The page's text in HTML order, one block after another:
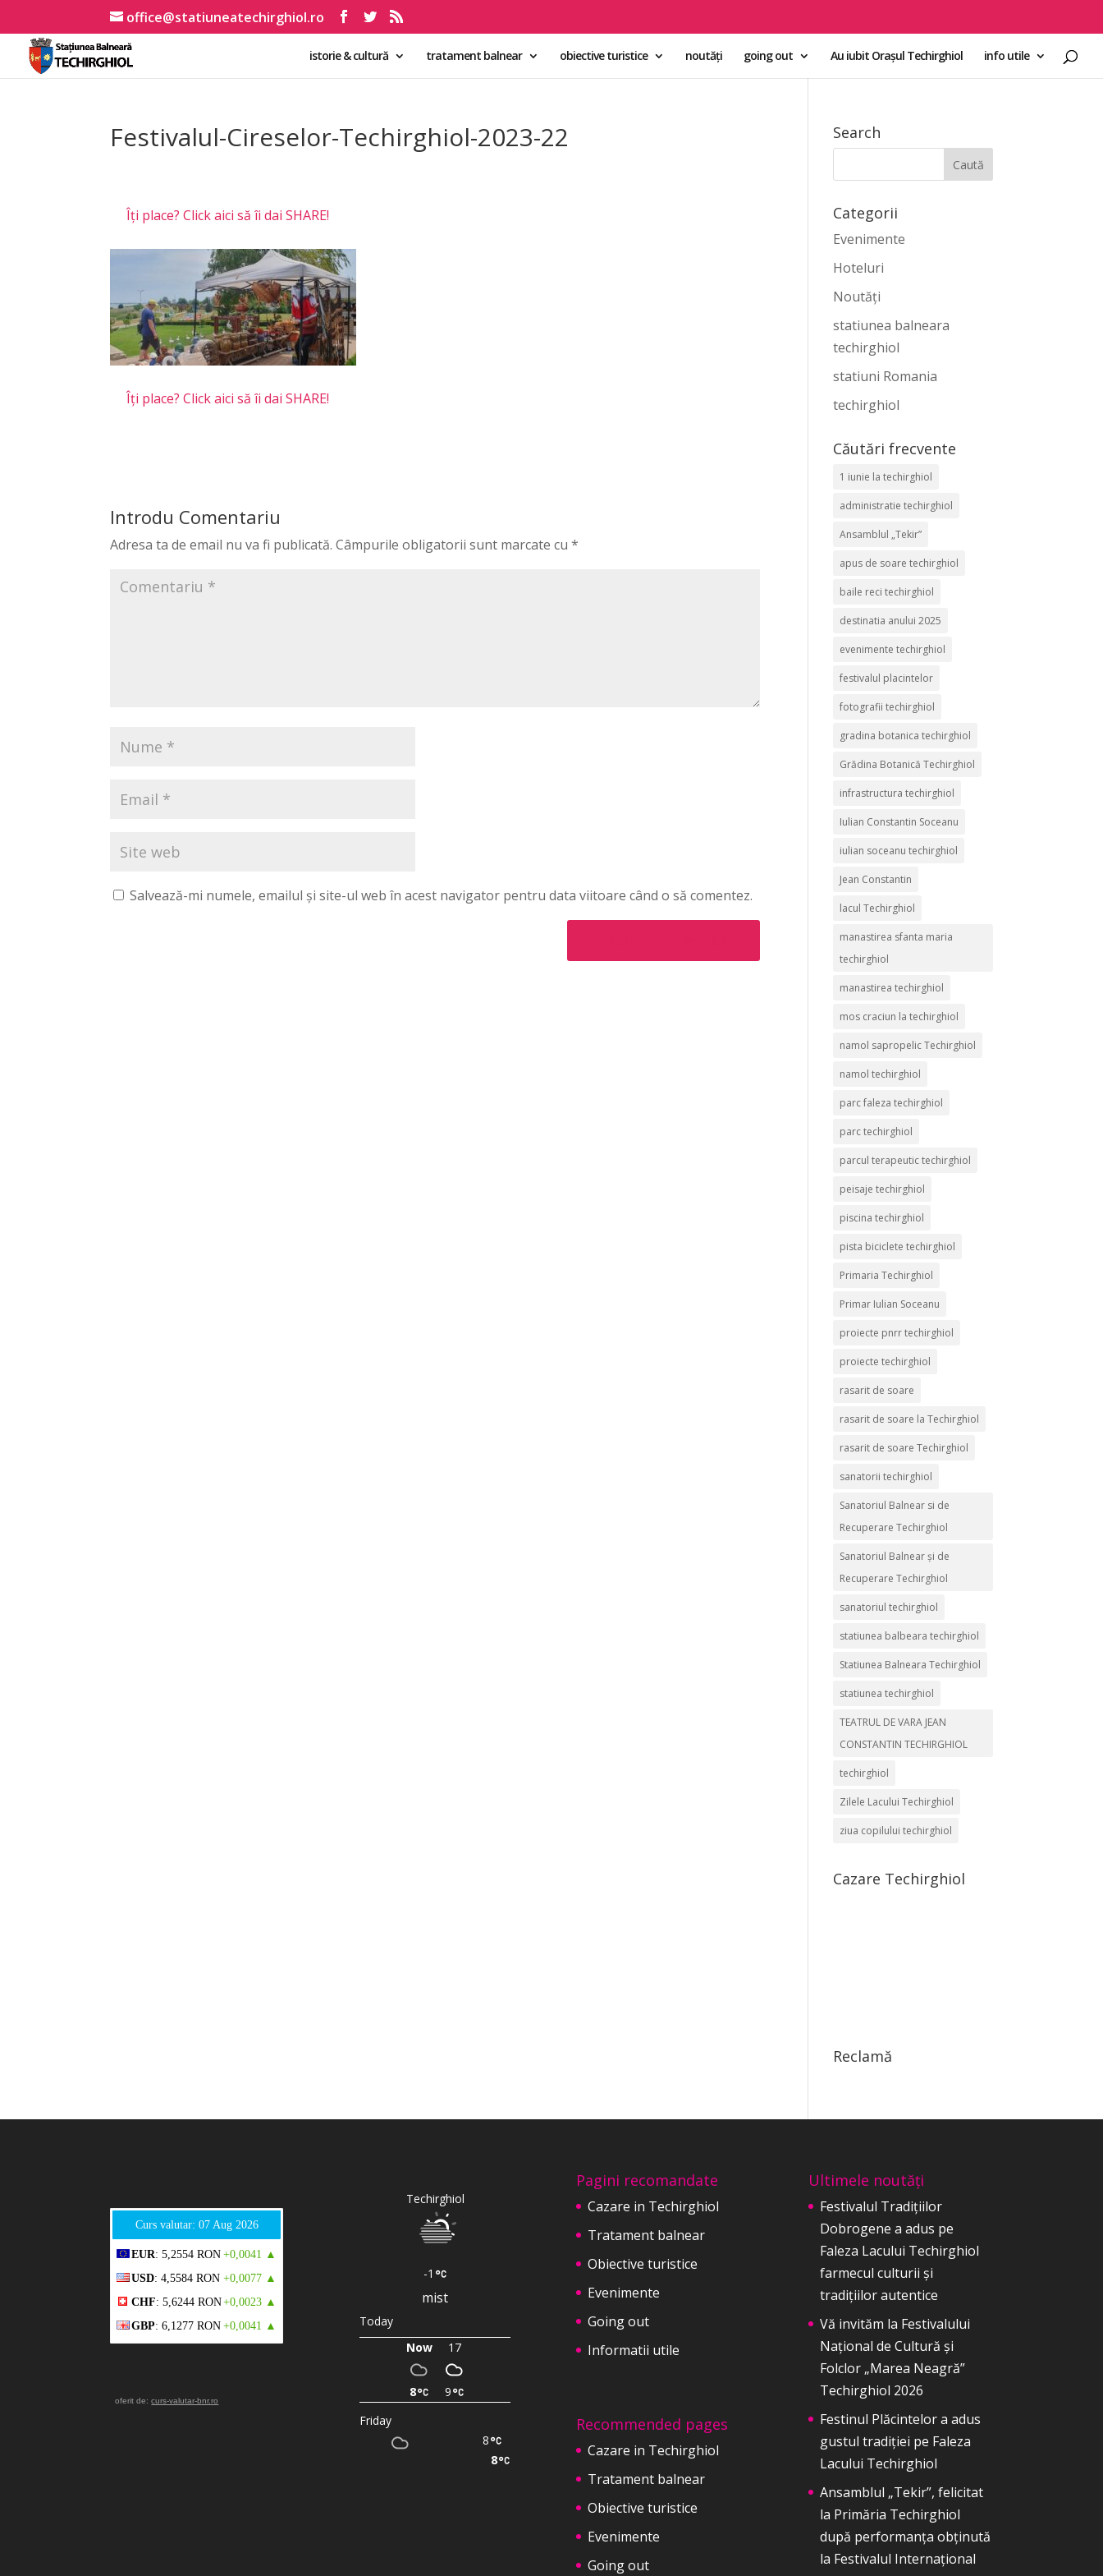
office@statiuneatechirghiol.ro
istorie & cultură tratament balnear obiective turistice noutăți going out Au iubit Orașul Techirghiol info utile
Festivalul-Cireselor-Techirghiol-2023-22
Îți place? Click aici să îi dai SHARE!
Îți place? Click aici să îi dai SHARE!
Introdu Comentariu
Adresa ta de email nu va fi publicată. Câmpurile obligatorii sunt marcate cu*
Salvează-mi numele, emailul și site-ul web în acest navigator pentru data viitoare când o să comentez.
Search
Categorii
Evenimente
Hoteluri
Noutăți
statiunea balneara
techirghiol
statiuni Romania
techirghiol
Căutări frecvente
1 iunie la techirghiol
administratie techirghiol
Ansamblul „Tekir”
apus de soare techirghiol
baile reci techirghiol
destinatia anului 2025
evenimente techirghiol
festivalul placintelor
fotografii techirghiol
gradina botanica techirghiol
Grădina Botanică Techirghiol
infrastructura techirghiol
Iulian Constantin Soceanu
iulian soceanu techirghiol
Jean Constantin
lacul Techirghiol
manastirea sfanta maria
techirghiol
manastirea techirghiol
mos craciun la techirghiol
namol sapropelic Techirghiol
namol techirghiol
parc faleza techirghiol
parc techirghiol
parcul terapeutic techirghiol
peisaje techirghiol
piscina techirghiol
pista biciclete techirghiol
Primaria Techirghiol
Primar Iulian Soceanu
proiecte pnrr techirghiol
proiecte techirghiol
rasarit de soare
rasarit de soare la Techirghiol
rasarit de soare Techirghiol
sanatorii techirghiol
Sanatoriul Balnear si de
Recuperare Techirghiol
Sanatoriul Balnear și de
Recuperare Techirghiol
sanatoriul techirghiol
statiunea balbeara techirghiol
Statiunea Balneara Techirghiol
statiunea techirghiol
TEATRUL DE VARA JEAN
CONSTANTIN TECHIRGHIOL
techirghiol
Zilele Lacului Techirghiol
ziua copilului techirghiol
Cazare Techirghiol
Reclamă
Curs valutar: 07 Aug 2026
EUR: 5,2554 RON +0,0041 ▲
USD: 4,5584 RON +0,0077 ▲
CHF: 5,6244 RON+0,0023 ▲
GBP: 6,1277 RON +0,0041 ▲
oferit de:curs-valutar-bnr.ro
Techirghiol
-1
mist
Today
Now
8
17
9
Friday
8
8
Pagini recomandate
Cazare in Techirghiol
Tratament balnear
Obiective turistice
Evenimente
Going out
Informatii utile
Recommended pages
Cazare in Techirghiol
Tratament balnear
Obiective turistice
Evenimente
Going out
Ultimele noutăți
Festivalul Tradițiilor
Dobrogene a adus pe
Faleza Lacului Techirghiol
farmecul culturii și
tradițiilor autentice
Vă invităm la Festivalului
Național de Cultură și
Folclor „Marea Neagră”
Techirghiol 2026
Festinul Plăcintelor a adus
gustul tradiției pe Faleza
Lacului Techirghiol
Ansamblul „Tekir”, felicitat
la Primăria Techirghiol
după performanța obținută
la Festivalul Internațional